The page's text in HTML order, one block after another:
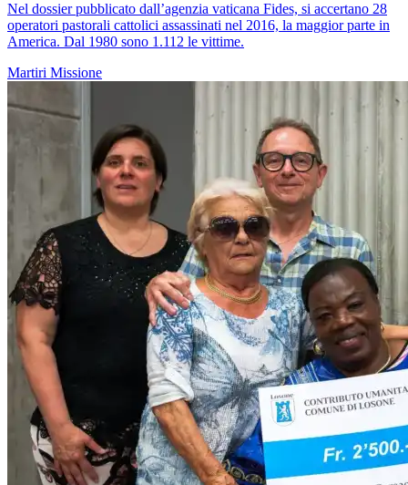
Nel dossier pubblicato dall’agenzia vaticana Fides, si accertano 28
operatori pastorali cattolici assassinati nel 2016, la maggior parte in
America. Dal 1980 sono 1.112 le vittime.
Martiri Missione